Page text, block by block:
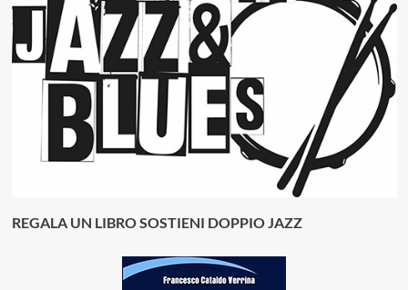
REGALA UN LIBRO SOSTIENI DOPPIO JAZZ